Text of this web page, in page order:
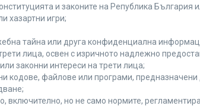
и законите на Република
хазартни игри;
тайна или друга конфиденциална
лица, освен с изричното надлежно
законни интереси на трети лица;
файлове или програми,
но не само нормите,